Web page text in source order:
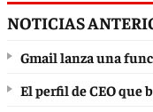
NOTICIAS
Gmail lanza una
El perfil de CEO que